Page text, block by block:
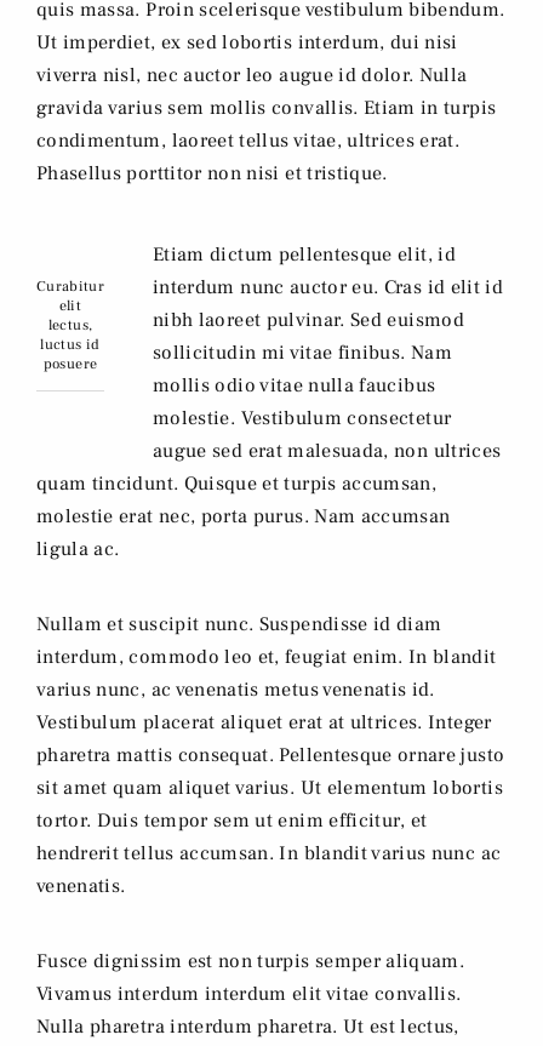
quis massa. Proin scelerisque vestibulum bibendum.
Ut imperdiet, ex sed lobortis interdum, dui nisi
viverra nisl, nec auctor leo augue id dolor. Nulla
gravida varius sem mollis convallis. Etiam in turpis
condimentum, laoreet tellus vitae, ultrices erat.
Phasellus porttitor non nisi et tristique.
Curabitur
elit
lectus,
luctus id
posuere
Etiam dictum pellentesque elit, id
interdum nunc auctor eu. Cras id elit id
nibh laoreet pulvinar. Sed euismod
sollicitudin mi vitae finibus. Nam
mollis odio vitae nulla faucibus
molestie. Vestibulum consectetur
augue sed erat malesuada, non ultrices
quam tincidunt. Quisque et turpis accumsan,
molestie erat nec, porta purus. Nam accumsan
ligula ac.
Nullam et suscipit nunc. Suspendisse id diam
interdum, commodo leo et, feugiat enim. In blandit
varius nunc, ac venenatis metus venenatis id.
Vestibulum placerat aliquet erat at ultrices. Integer
pharetra mattis consequat. Pellentesque ornare justo
sit amet quam aliquet varius. Ut elementum lobortis
tortor. Duis tempor sem ut enim efficitur, et
hendrerit tellus accumsan. In blandit varius nunc ac
venenatis.
Fusce dignissim est non turpis semper aliquam.
Vivamus interdum interdum elit vitae convallis.
Nulla pharetra interdum pharetra. Ut est lectus,